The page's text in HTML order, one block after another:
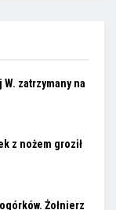
W. zatrzymany na
z nożem groził
Żołnierz